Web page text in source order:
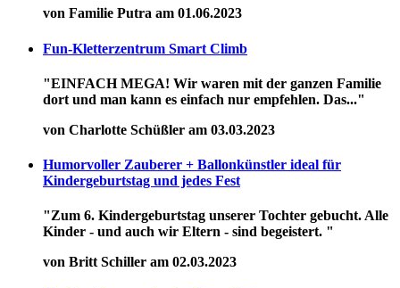
von Familie Putra am 01.06.2023
Fun-Kletterzentrum Smart Climb
"EINFACH MEGA! Wir waren mit der ganzen Familie
dort und man kann es einfach nur empfehlen. Das..."
von Charlotte Schüßler am 03.03.2023
Humorvoller Zauberer + Ballonkünstler ideal für
Kindergeburtstag und jedes Fest
"Zum 6. Kindergeburtstag unserer Tochter gebucht. Alle
Kinder - und auch wir Eltern - sind begeistert. "
von Britt Schiller am 02.03.2023